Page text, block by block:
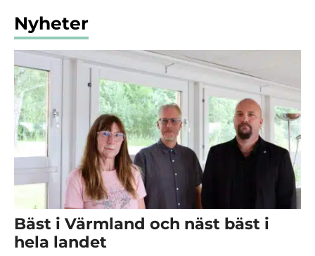
Nyheter
Bäst i Värmland och näst bäst i
hela landet